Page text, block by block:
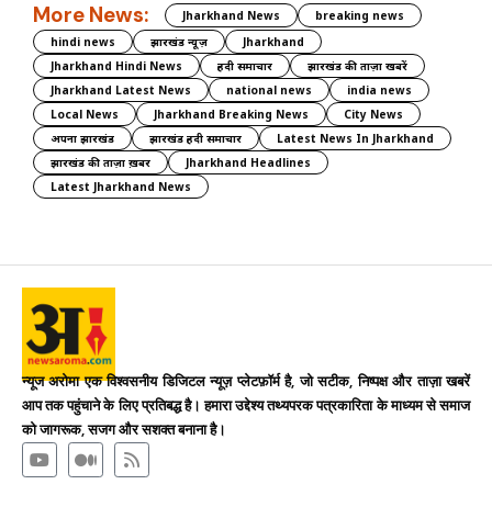
More News: Jharkhand News
breaking news
hindi news
झारखंड न्यूज़
Jharkhand
Jharkhand Hindi News
हिंदी समाचार
झारखंड की ताज़ा खबरें
Jharkhand Latest News
national news
india news
Local News
Jharkhand Breaking News
City News
अपना झारखंड
झारखंड हिंदी समाचार
Latest News In Jharkhand
झारखंड की ताज़ा ख़बर
Jharkhand Headlines
Latest Jharkhand News
न्यूज अरोमा एक विश्वसनीय डिजिटल न्यूज़ प्लेटफ़ॉर्म है, जो सटीक, निष्पक्ष और ताज़ा खबरें
आप तक पहुंचाने के लिए प्रतिबद्ध है। हमारा उद्देश्य तथ्यपरक पत्रकारिता के माध्यम से समाज
को जागरूक, सजग और सशक्त बनाना है।